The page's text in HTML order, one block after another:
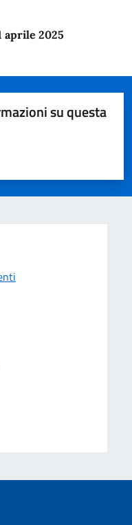
aprile 2025
su questa